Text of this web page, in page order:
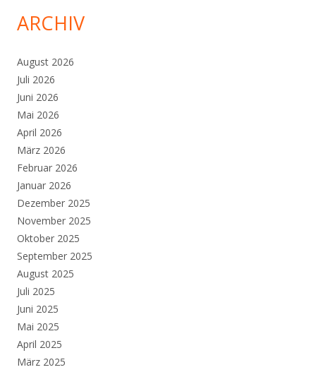
ARCHIV
August 2026
Juli 2026
Juni 2026
Mai 2026
April 2026
März 2026
Februar 2026
Januar 2026
Dezember 2025
November 2025
Oktober 2025
September 2025
August 2025
Juli 2025
Juni 2025
Mai 2025
April 2025
März 2025